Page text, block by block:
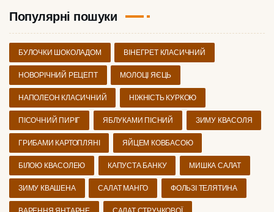
Популярні пошуки
БУЛОЧКИ ШОКОЛАДОМ ВІНЕГРЕТ КЛАСИЧНИЙ
НОВОРІЧНИЙ РЕЦЕПТ МОЛОЦІ ЯЄЦЬ
НАПОЛЕОН КЛАСИЧНИЙ НІЖНІСТЬ КУРКОЮ
ПІСОЧНИЙ ПИРІГ ЯБЛУКАМИ ПІСНИЙ ЗИМУ КВАСОЛЯ
ГРИБАМИ КАРТОПЛЯНІ ЯЙЦЕМ КОВБАСОЮ
БІЛОЮ КВАСОЛЕЮ КАПУСТА БАНКУ МИШКА САЛАТ
ЗИМУ КВАШЕНА САЛАТ МАНГО ФОЛЬЗІ ТЕЛЯТИНА